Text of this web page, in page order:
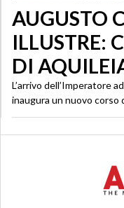
AUGUSTO
ILLUSTRE:
DI
L’arrivo dell’Imperatore
inaugura un nuovo corso